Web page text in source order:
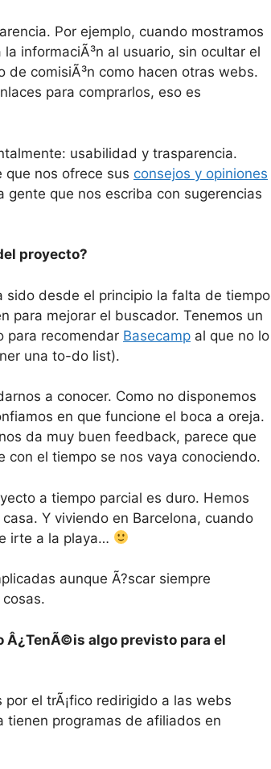
Por ejemplo, cuando mostramos
informaciÃ³n al usuario, sin ocultar el
de comisiÃ³n como hacen otras webs.
para comprarlos, eso es
usabilidad y trasparencia.
que nos ofrece sus consejos y opiniones
gente que nos escriba con sugerencias
proyecto?
desde el principio la falta de tiempo
para mejorar el buscador. Tenemos un
para recomendar Basecamp al que no lo
una to-do list).
a conocer. Como no disponemos
en que funcione el boca a oreja.
da muy buen feedback, parece que
con el tiempo se nos vaya conociendo.
a tiempo parcial es duro. Hemos
Y viviendo en Barcelona, cuando
irte a la playa…
aunque Ã?scar siempre
Â¿TenÃ©is algo previsto para el
el trÃ¡fico redirigido a las webs
tienen programas de afiliados en